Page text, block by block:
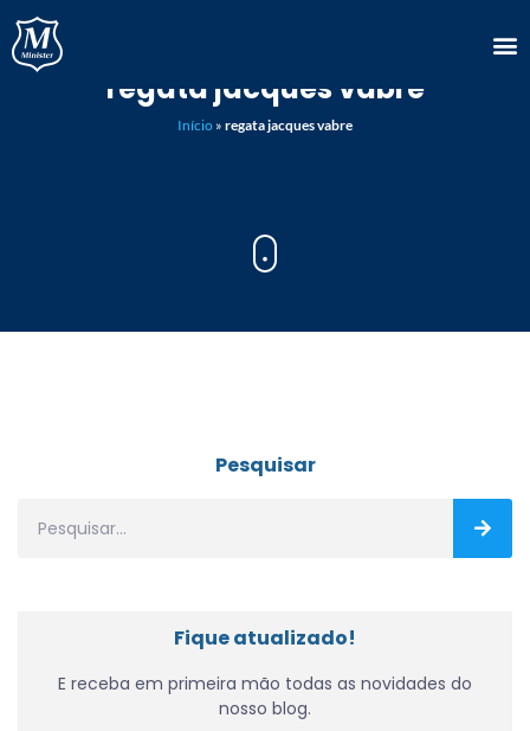
regata jacques vabre
Início » regata jacques vabre
Pesquisar
Fique atualizado!
E receba em primeira mão todas as novidades do
nosso blog.